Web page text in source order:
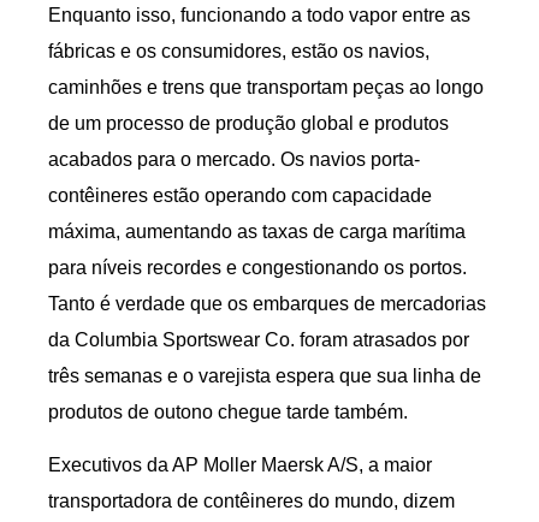
Enquanto isso, funcionando a todo vapor entre as
fábricas e os consumidores, estão os navios,
caminhões e trens que transportam peças ao longo
de um processo de produção global e produtos
acabados para o mercado. Os navios porta-
contêineres estão operando com capacidade
máxima, aumentando as taxas de carga marítima
para níveis recordes e congestionando os portos.
Tanto é verdade que os embarques de mercadorias
da Columbia Sportswear Co. foram atrasados ​​por
três semanas e o varejista espera que sua linha de
produtos de outono chegue tarde também.
Executivos da AP Moller Maersk A/S, a maior
transportadora de contêineres do mundo, dizem